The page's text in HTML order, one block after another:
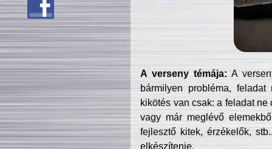
A verseny témája: A
bármilyen probléma, feladat
kikötés van csak: a feladat
vagy már meglévő
fejlesztő kitek, érzékelők,
elkészítenie.